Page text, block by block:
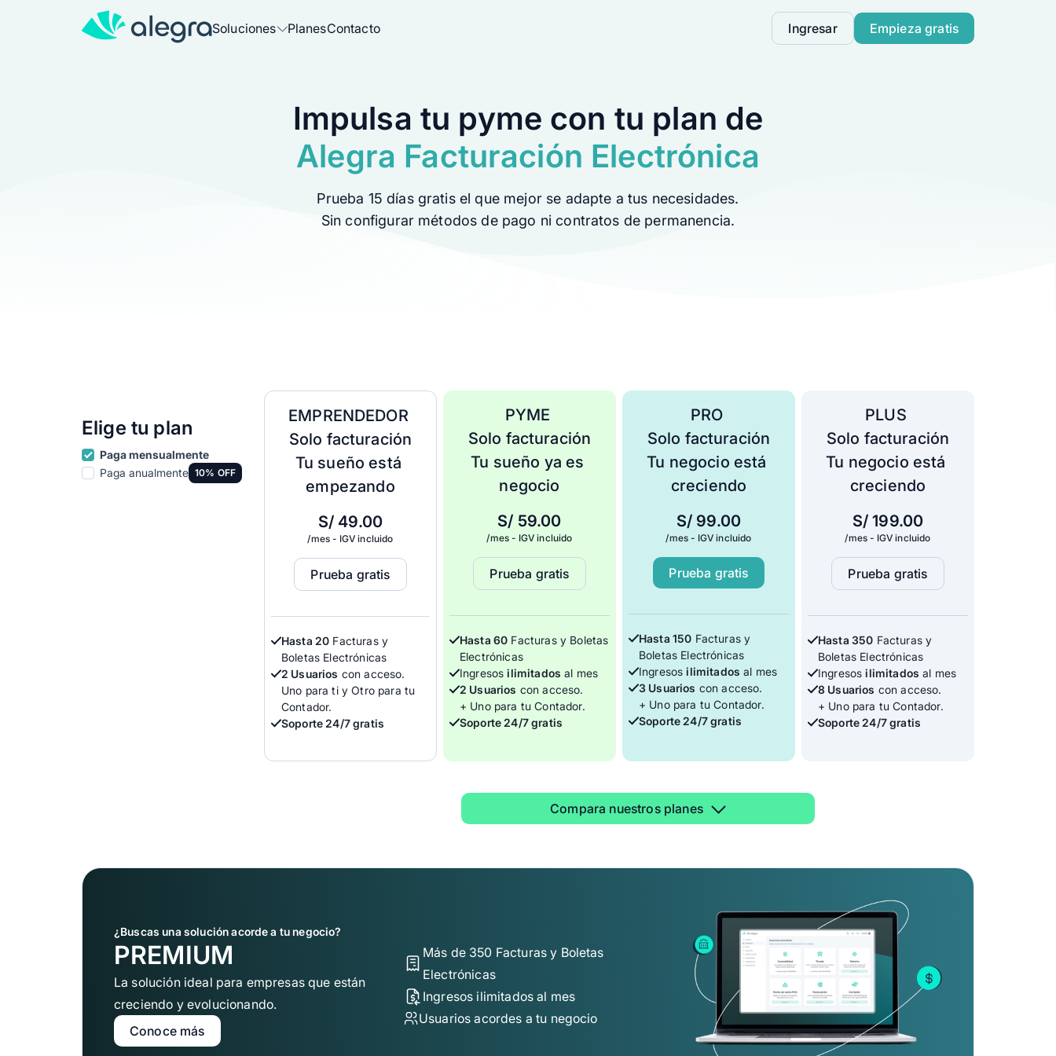
Soluciones
Emite facturas electrónicas con un clic
Contabiliza, factura y genera reportes
PlanesContacto Ingresar Empieza gratis
Impulsa tu pyme con tu plan de
Alegra Facturación Electrónica
Prueba 15 días gratis el que mejor se adapte a tus necesidades.
Sin configurar métodos de pago ni contratos de permanencia.
Elige tu plan
Paga mensualmente
Paga anualmente 10% OFF
EMPRENDEDOR
Solo facturación
Tu sueño está
empezando
S/ 49.00
/mes - IGV incluido
Prueba gratis
Hasta 20 Facturas y
Boletas Electrónicas
2 Usuarios con acceso.
Uno para ti y Otro para tu
Contador.
Soporte 24/7 gratis
PYME
Solo facturación
Tu sueño ya es
negocio
S/ 59.00
/mes - IGV incluido
Prueba gratis
Hasta 60 Facturas y Boletas
Electrónicas
Ingresosilimitados al mes
2 Usuarios con acceso.
+ Uno para tu Contador.
Soporte 24/7 gratis
PRO
Solo facturación
Tu negocio está
creciendo
S/ 99.00
/mes - IGV incluido
Prueba gratis
Hasta 150 Facturas y
Boletas Electrónicas
Ingresosilimitados al mes
3 Usuarios con acceso.
+ Uno para tu Contador.
Soporte 24/7 gratis
PLUS
Solo facturación
Tu negocio está
creciendo
S/ 199.00
/mes - IGV incluido
Prueba gratis
Hasta 350 Facturas y
Boletas Electrónicas
Ingresosilimitados al mes
8 Usuarios con acceso.
+ Uno para tu Contador.
Soporte 24/7 gratis
Compara nuestros planes
Mensual
Prueba gratis
PYME
Solo facturación
59.00 Mensual
Prueba gratis
Solo facturación
S/ 99.00Mensual
Prueba gratis
Solo
facturación
Prueba gratis
Usuarios
¿Buscas una solución acorde a tu negocio?
PREMIUM
La solución ideal para empresas que están
creciendo y evolucionando.
Conoce más
Más de 350 Facturas y Boletas
Electrónicas
Ingresos ilimitados al mes
Usuarios acordes a tu negocio